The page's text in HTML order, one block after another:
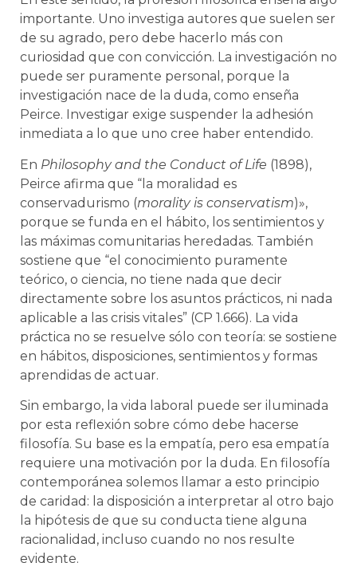
importante. Uno investiga autores que suelen ser
de su agrado, pero debe hacerlo más con
curiosidad que con convicción. La investigación no
puede ser puramente personal, porque la
investigación nace de la duda, como enseña
Peirce. Investigar exige suspender la adhesión
inmediata a lo que uno cree haber entendido.
En Philosophy and the Conduct of Life (1898),
Peirce afirma que “la moralidad es
conservadurismo (morality is conservatism)»,
porque se funda en el hábito, los sentimientos y
las máximas comunitarias heredadas. También
sostiene que “el conocimiento puramente
teórico, o ciencia, no tiene nada que decir
directamente sobre los asuntos prácticos, ni nada
aplicable a las crisis vitales” (CP 1.666). La vida
práctica no se resuelve sólo con teoría: se sostiene
en hábitos, disposiciones, sentimientos y formas
aprendidas de actuar.
Sin embargo, la vida laboral puede ser iluminada
por esta reflexión sobre cómo debe hacerse
filosofía. Su base es la empatía, pero esa empatía
requiere una motivación por la duda. En filosofía
contemporánea solemos llamar a esto principio
de caridad: la disposición a interpretar al otro bajo
la hipótesis de que su conducta tiene alguna
racionalidad, incluso cuando no nos resulte
evidente.